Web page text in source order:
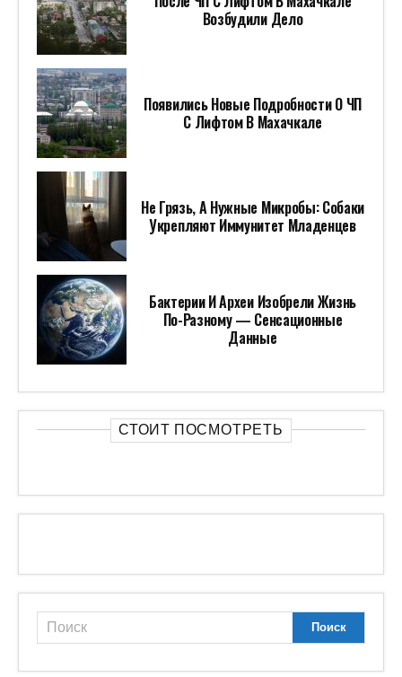
Возбудили Дело
Появились Новые Подробности О ЧП
С Лифтом В Махачкале
Не Грязь, А Нужные Микробы: Собаки
Укрепляют Иммунитет Младенцев
Бактерии И Археи Изобрели Жизнь
По-Разному — Сенсационные
Данные
СТОИТ ПОСМОТРЕТЬ